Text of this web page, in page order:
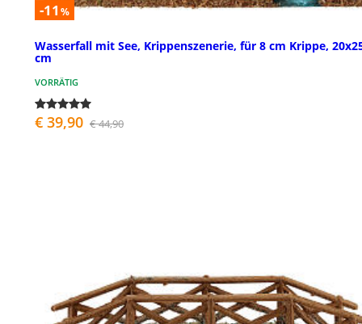
-11 %
Wasserfall mit See, Krippenszenerie, für 8 cm Krippe,
cm
VORRÄTIG
€ 39,90 € 44,90